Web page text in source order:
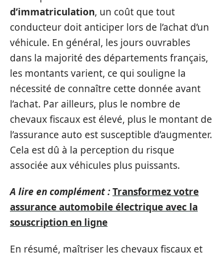
d’immatriculation, un coût que tout
conducteur doit anticiper lors de l’achat d’un
véhicule. En général, les jours ouvrables
dans la majorité des départements français,
les montants varient, ce qui souligne la
nécessité de connaître cette donnée avant
l’achat. Par ailleurs, plus le nombre de
chevaux fiscaux est élevé, plus le montant de
l’assurance auto est susceptible d’augmenter.
Cela est dû à la perception du risque
associée aux véhicules plus puissants.
A lire en complément :Transformez votre
assurance automobile électrique avec la
souscription en ligne
En résumé, maîtriser les chevaux fiscaux et